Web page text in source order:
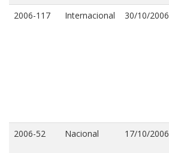
2006-117 Internacional 30/10/2006
2006-52 Nacional 17/10/2006